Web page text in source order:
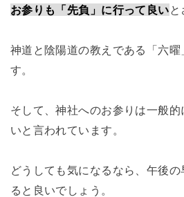
お参りも「先負」に行って良いと
神道と陰陽道の教えである「六
す。
そして、神社へのお参りは一般
いと言われています。
どうしても気になるなら、午後
ると良いでしょう。